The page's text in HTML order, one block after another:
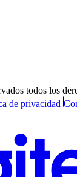
todos los
de privacidad